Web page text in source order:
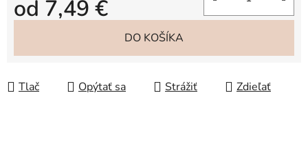
od 7,49 €
DO KOŠÍKA
Tlač Opýtať sa Strážiť Zdieľať